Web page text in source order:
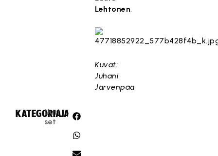
Lehtonen.
Kuvat:
Juhani
Järvenpää
KATEGORIA:
Uuti
set
JAA: